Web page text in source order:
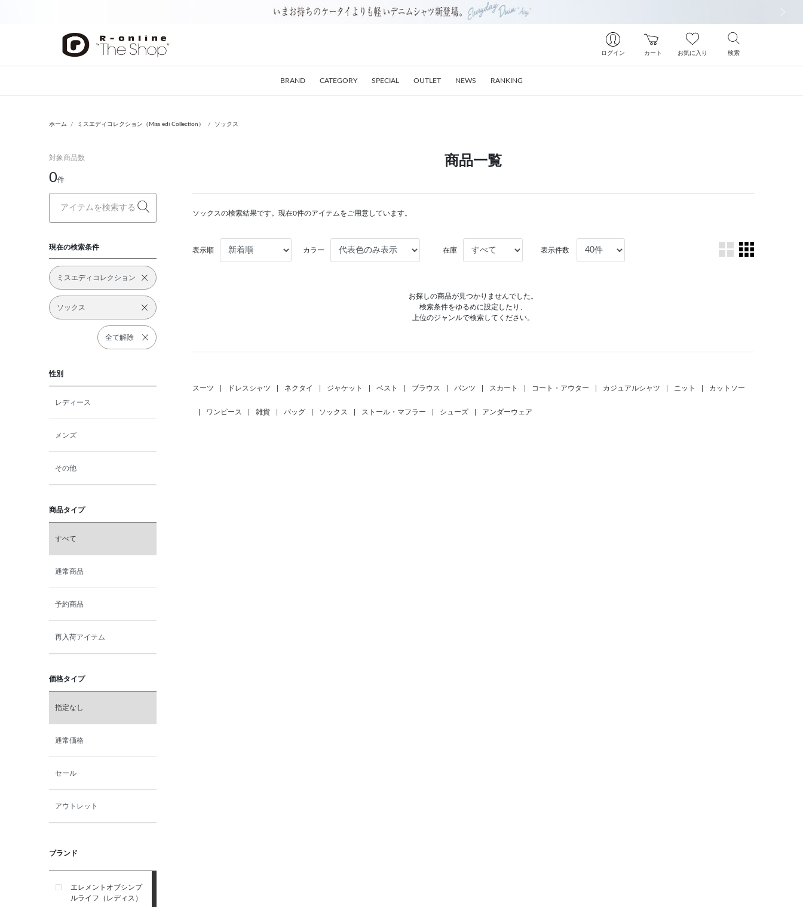
ログイン カート お気に入り 検索
BRAND CATEGORY SPECIAL OUTLET NEWS RANKING
ホーム ミスエディコレクション（Miss edi Collection） ソックス
対象商品数
0件
現在の検索条件
ミスエディコレクション
ソックス
全て解除
性別
レディース
メンズ
その他
商品タイプ
すべて
通常商品
予約商品
再入荷アイテム
価格タイプ
指定なし
通常価格
セール
アウトレット
ブランド
エレメントオブシンプ
ルライフ（レディス）
商品一覧
ソックスの検索結果です。現在0件のアイテムをご用意しています。
表示順 カラー 在庫 表示件数
お探しの商品が見つかりませんでした。
検索条件をゆるめに設定したり、
上位のジャンルで検索してください。
スーツ ドレスシャツ ネクタイ ジャケット ベスト ブラウス パンツ スカート コート・アウター カジュアルシャツ ニット カットソー
ワンピース 雑貨 バッグ ソックス ストール・マフラー シューズ アンダーウェア